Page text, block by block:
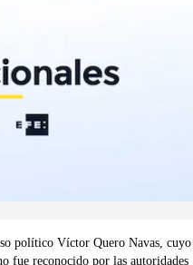
político Víctor Quero Navas, cuyo
fue reconocido por las autoridades